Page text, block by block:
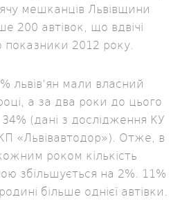
мешканців Львівщини
200 автівок, що вдвічі
2012 року.
львів’ян мали власний
а за два роки до цього
(дані з дослідження КУ
«Львівавтодор»). Отже, в
роком кількість
збільшується на 2%. 11%
більше однієї автівки.